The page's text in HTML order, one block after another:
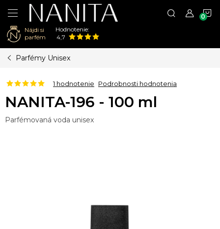
Nájdi si
parfém
Hodnotenie:
4,7
Parfémy Unisex
1 hodnotenie Podrobnosti hodnotenia
NANITA-196 - 100 ml
Parfémovaná voda unisex